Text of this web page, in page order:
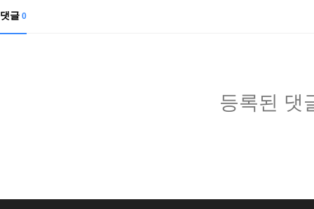
댓글 0
등록된 댓